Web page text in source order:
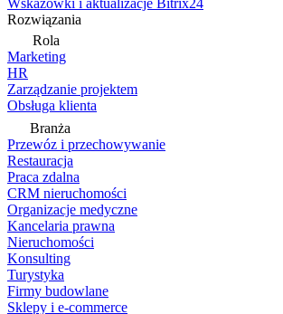
Wskazówki i aktualizacje Bitrix24
Rozwiązania
Rola
Marketing
HR
Zarządzanie projektem
Obsługa klienta
Branża
Przewóz i przechowywanie
Restauracja
Praca zdalna
CRM nieruchomości
Organizacje medyczne
Kancelaria prawna
Nieruchomości
Konsulting
Turystyka
Firmy budowlane
Sklepy i e-commerce